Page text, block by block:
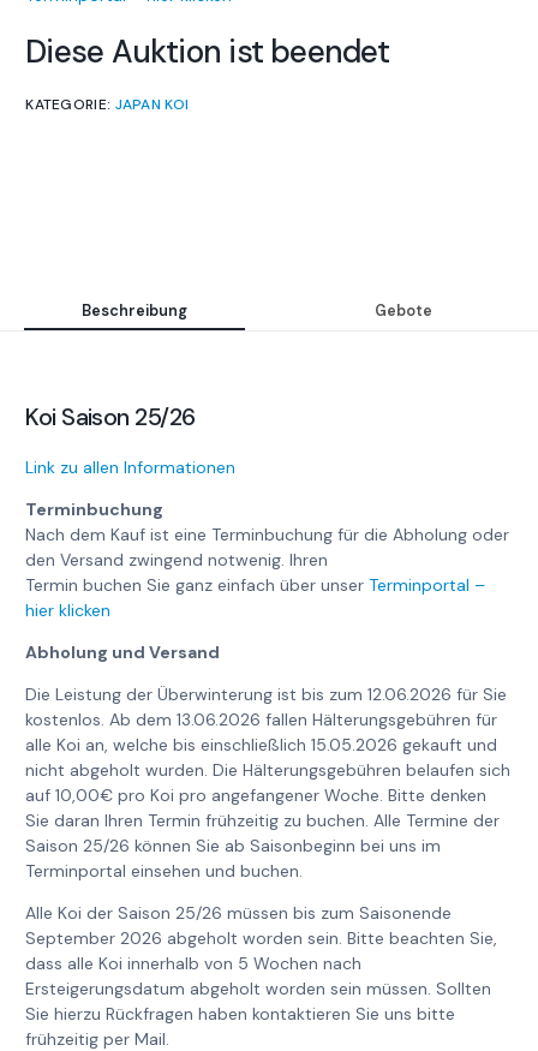
Diese Auktion ist beendet
KATEGORIE: JAPAN KOI
Beschreibung Gebote
Koi Saison 25/26
Link zu allen Informationen
Terminbuchung
Nach dem Kauf ist eine Terminbuchung für die Abholung oder
den Versand zwingend notwenig. Ihren
Termin buchen Sie ganz einfach über unserTerminportal –
hier klicken
Abholung und Versand
Die Leistung der Überwinterung ist bis zum 12.06.2026 für Sie
kostenlos. Ab dem 13.06.2026 fallen Hälterungsgebühren für
alle Koi an, welche bis einschließlich 15.05.2026 gekauft und
nicht abgeholt wurden. Die Hälterungsgebühren belaufen sich
auf 10,00€ pro Koi pro angefangener Woche. Bitte denken
Sie daran Ihren Termin frühzeitig zu buchen. Alle Termine der
Saison 25/26 können Sie ab Saisonbeginn bei uns im
Terminportal einsehen und buchen.
Alle Koi der Saison 25/26 müssen bis zum Saisonende
September 2026 abgeholt worden sein. Bitte beachten Sie,
dass alle Koi innerhalb von 5 Wochen nach
Ersteigerungsdatum abgeholt worden sein müssen. Sollten
Sie hierzu Rückfragen haben kontaktieren Sie uns bitte
frühzeitig per Mail.